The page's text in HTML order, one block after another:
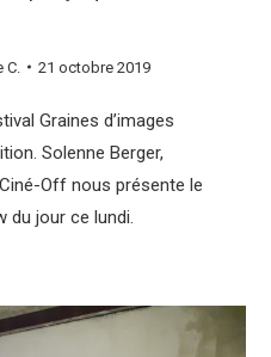
C. 21 octobre 2019
Graines d’images
Solenne Berger,
Off nous présente le
du jour ce lundi.